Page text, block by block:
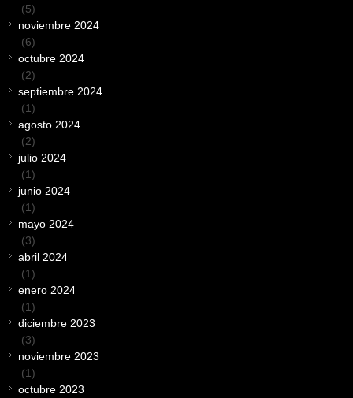
(5)
noviembre 2024
(6)
octubre 2024
(2)
septiembre 2024
(1)
agosto 2024
(2)
julio 2024
(1)
junio 2024
(1)
mayo 2024
(3)
abril 2024
(1)
enero 2024
(1)
diciembre 2023
(3)
noviembre 2023
(1)
octubre 2023